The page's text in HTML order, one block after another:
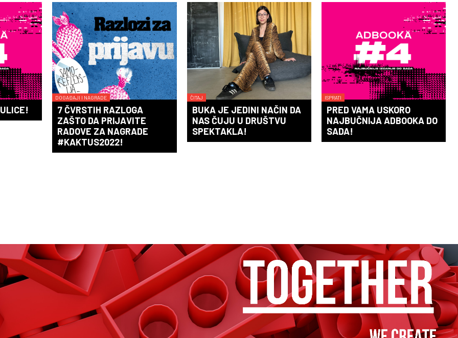
DOGAĐAJI I NAGRADE
7 ČVRSTIH RAZLOGA
ZAŠTO DA PRIJAVITE
RADOVE ZA NAGRADE
#KAKTUS2022!
ČITAJ
BUKA JE JEDINI NAČIN DA
NAS ČUJU U DRUŠTVU
SPEKTAKLA!
ISPRATI
PRED VAMA USKORO
NAJBUČNIJA ADBOOKA DO
SADA!